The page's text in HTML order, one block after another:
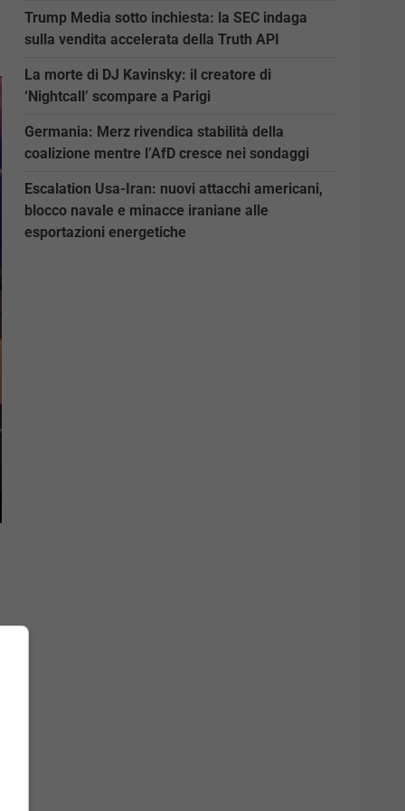
Trump Media sotto inchiesta: la SEC indaga
sulla vendita accelerata della Truth API
La morte di DJ Kavinsky: il creatore di
‘Nightcall’ scompare a Parigi
Germania: Merz rivendica stabilità della
coalizione mentre l’AfD cresce nei sondaggi
Escalation Usa-Iran: nuovi attacchi americani,
blocco navale e minacce iraniane alle
esportazioni energetiche